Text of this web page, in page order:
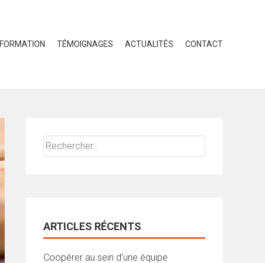
FORMATION TÉMOIGNAGES ACTUALITÉS CONTACT
Rechercher :
ARTICLES RÉCENTS
Coopérer au sein d’une équipe